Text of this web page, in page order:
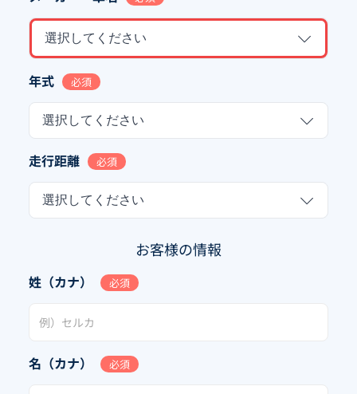
選択してください
年式 必須
選択してください
走行距離 必須
選択してください
お客様の情報
姓（カナ） 必須
名（カナ） 必須